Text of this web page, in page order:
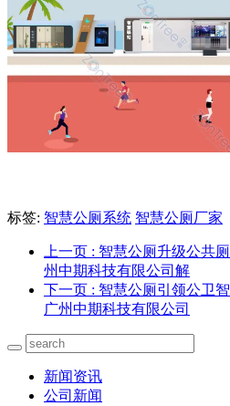
标签: 智慧公厕系统 智慧公厕厂家
上一页 : 智慧公厕升级公共
州中期科技有限公司解
下一页 : 智慧公厕引领公卫
广州中期科技有限公司
新闻资讯
公司新闻